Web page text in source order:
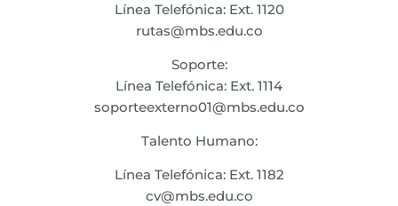
Línea Telefónica: Ext. 1120
rutas@mbs.edu.co
Soporte:
Línea Telefónica: Ext. 1114
soporteexterno01@mbs.edu.co
Talento Humano:
Línea Telefónica: Ext. 1182
cv@mbs.edu.co